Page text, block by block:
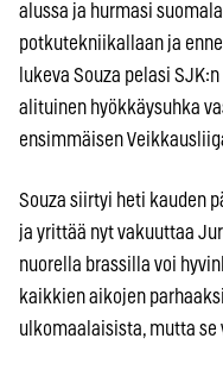
alussa ja hurmasi
potkutekniikallaan ja
lukeva Souza pelasi
alituinen hyökkäysuhka
ensimmäisen
Souza siirtyi heti kauden
ja yrittää nyt vakuuttaa
nuorella brassilla voi
kaikkien aikojen
ulkomaalaisista, mutta se